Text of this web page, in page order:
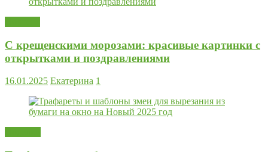
С крещенскими морозами: красивые картинки с
открытками и поздравлениями
16.01.2025 Екатерина 1